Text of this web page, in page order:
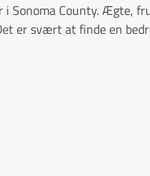
Sonoma County. Ægte,
er svært at finde en